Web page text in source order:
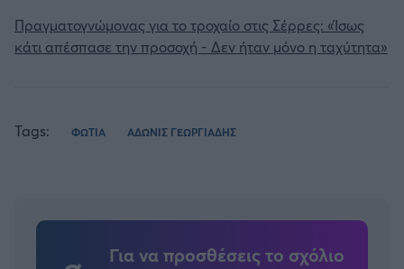
Πραγματογνώμονας για το τροχαίο στις Σέρρες: «Ίσως
κάτι απέσπασε την προσοχή - Δεν ήταν μόνο η ταχύτητα»
Tags: ΦΩΤΙΑ ΑΔΩΝΙΣ ΓΕΩΡΓΙΑΔΗΣ
Για να προσθέσεις το σχόλιο